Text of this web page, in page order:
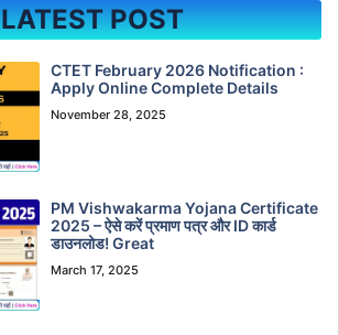
LATEST POST
CTET February 2026 Notification :
Apply Online Complete Details
November 28, 2025
PM Vishwakarma Yojana Certificate
2025 – ऐसे करें प्रमाण पत्र और ID कार्ड
डाउनलोड! Great
March 17, 2025